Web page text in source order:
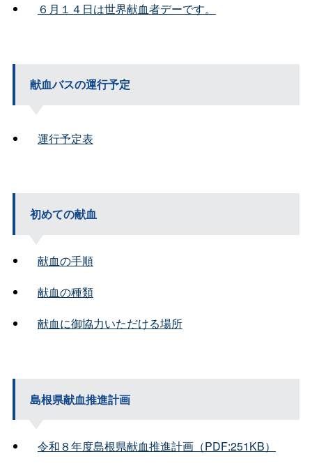
６月１４日は世界献血者デーです。
献血バスの運行予定
運行予定表
初めての献血
献血の手順
献血の種類
献血に御協力いただける場所
島根県献血推進計画
令和８年度島根県献血推進計画（PDF:251KB）